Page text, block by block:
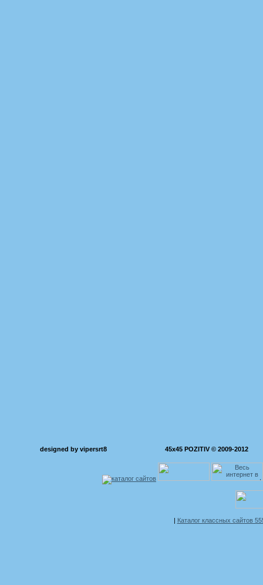
designed by vipersrt8 45x45 POZITIV © 2009-2012
Каталог классных сайтов